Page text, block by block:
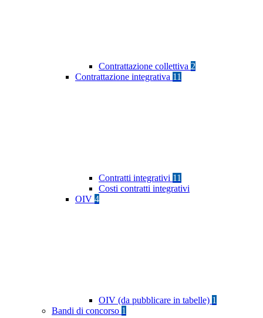
Contrattazione collettiva 2
Contrattazione integrativa 11
Contratti integrativi 11
Costi contratti integrativi
OIV 4
OIV (da pubblicare in tabelle) 1
Bandi di concorso 1